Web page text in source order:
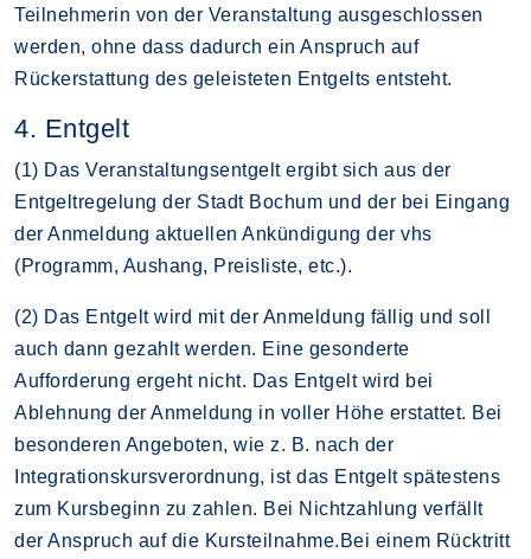
Teilnehmerin von der Veranstaltung ausgeschlossen
werden, ohne dass dadurch ein Anspruch auf
Rückerstattung des geleisteten Entgelts entsteht.
4. Entgelt
(1) Das Veranstaltungsentgelt ergibt sich aus der
Entgeltregelung der Stadt Bochum und der bei Eingang
der Anmeldung aktuellen Ankündigung der vhs
(Programm, Aushang, Preisliste, etc.).
(2) Das Entgelt wird mit der Anmeldung fällig und soll
auch dann gezahlt werden. Eine gesonderte
Aufforderung ergeht nicht. Das Entgelt wird bei
Ablehnung der Anmeldung in voller Höhe erstattet. Bei
besonderen Angeboten, wie z. B. nach der
Integrationskursverordnung, ist das Entgelt spätestens
zum Kursbeginn zu zahlen. Bei Nichtzahlung verfällt
der Anspruch auf die Kursteilnahme.Bei einem Rücktritt